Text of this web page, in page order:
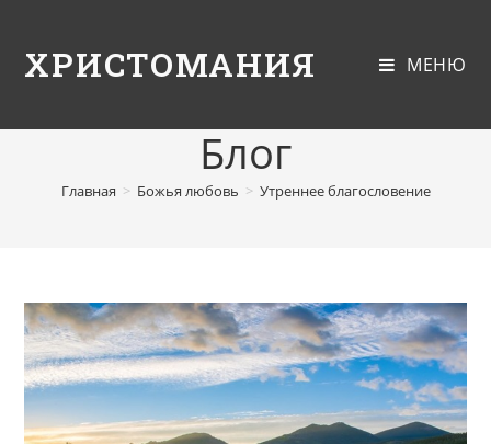
ХРИСТОМАНИЯ МЕНЮ
Блог
Главная > Божья любовь > Утреннее благословение